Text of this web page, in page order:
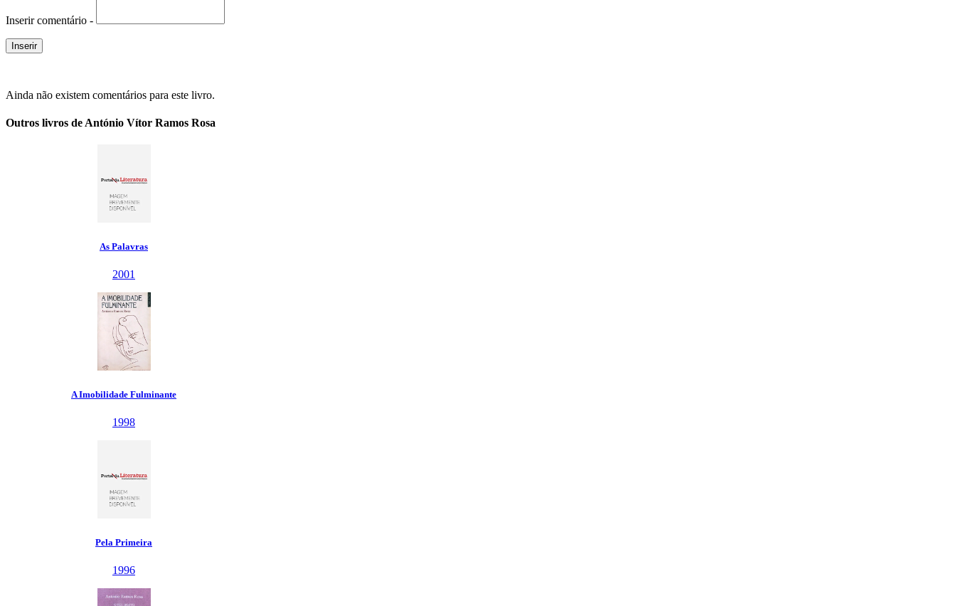
Inserir comentário -
Ainda não existem comentários para este livro.
Outros livros de António Vítor Ramos Rosa
As Palavras
A Imobilidade Fulminante
Pela Primeira